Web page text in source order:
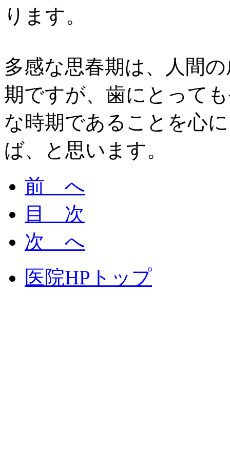
ります。
多感な思春期は、人間
期ですが、歯にとって
な時期であることを心
ば、と思います。
前 へ
目 次
次 へ
医院HPトップ